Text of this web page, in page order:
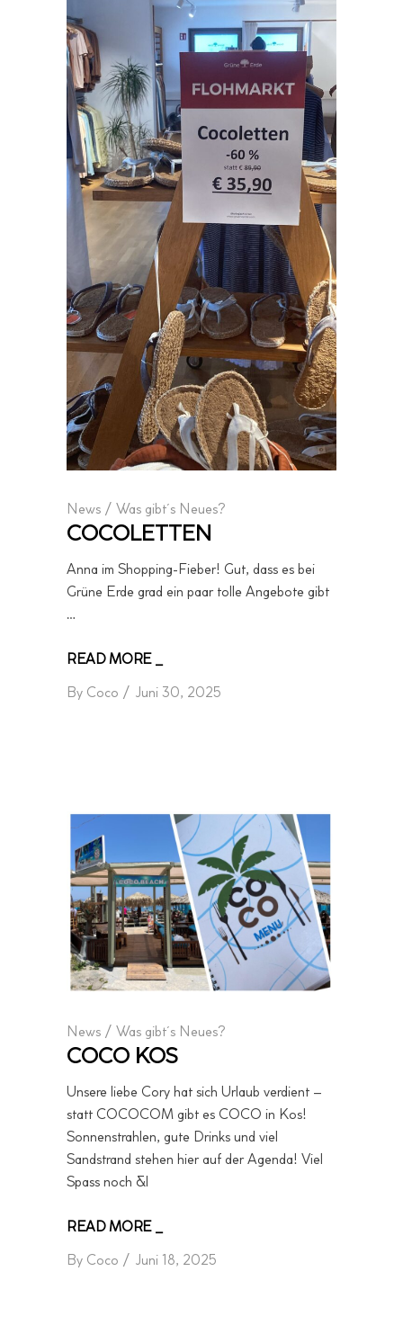
News / Was gibt´s Neues?
COCOLETTEN
Anna im Shopping-Fieber! Gut, dass es bei
Grüne Erde grad ein paar tolle Angebote gibt
…
READ MORE _
By Coco Juni 30, 2025
News / Was gibt´s Neues?
COCO KOS
Unsere liebe Cory hat sich Urlaub verdient –
statt COCOCOM gibt es COCO in Kos!
Sonnenstrahlen, gute Drinks und viel
Sandstrand stehen hier auf der Agenda! Viel
Spass noch &l
READ MORE _
By Coco Juni 18, 2025